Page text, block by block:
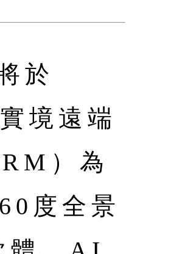
於
境遠端
）為
度全景